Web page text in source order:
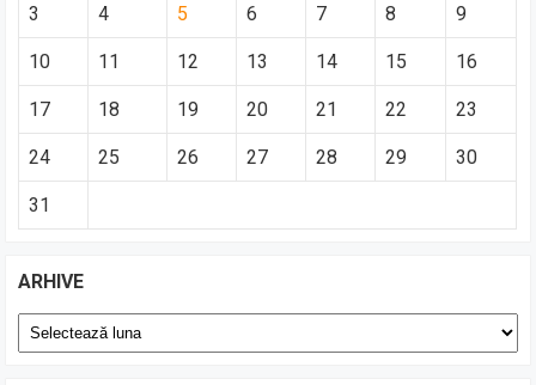
3 4 5 6 7 8 9
10 11 12 13 14 15 16
17 18 19 20 21 22 23
24 25 26 27 28 29 30
31
ARHIVE
Arhive